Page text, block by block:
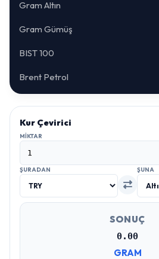
Gram Altın
Gram Gümüş
BIST 100
Brent Petrol
Kur Çevirici
MIKTAR
ŞURADAN ŞUNA
SONUÇ
0.00
GRAM